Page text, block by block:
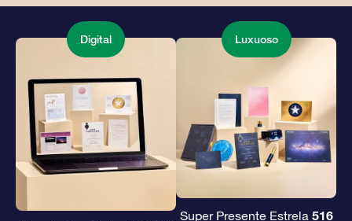
Digital Luxuoso
Super Presente Estrela 516